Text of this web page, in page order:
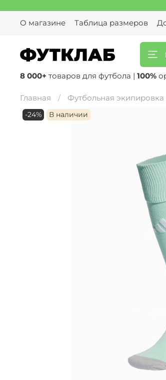
О магазине
Таблица размеров
8 000+ товаров для футбола | 100%
Главная Футбольная
-24% В наличии